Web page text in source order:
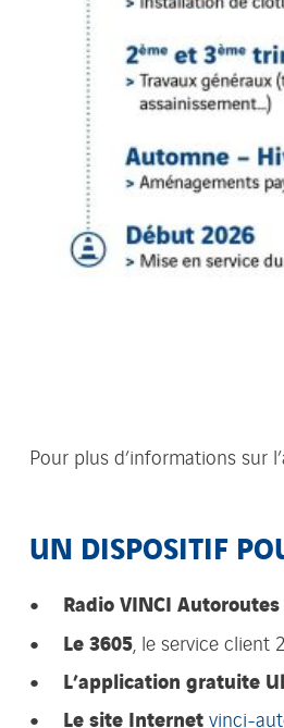
Pour plus d’informations sur
UN DISPOSITIF
Radio VINCI Autoroutes
Le 3605 , le service
L’application gratuite
Le site Internet vinci-